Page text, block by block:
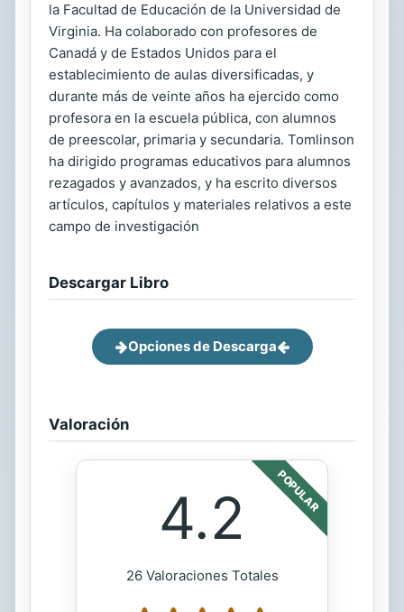
la Facultad de Educación de la Universidad de
Virginia. Ha colaborado con profesores de
Canadá y de Estados Unidos para el
establecimiento de aulas diversificadas, y
durante más de veinte años ha ejercido como
profesora en la escuela pública, con alumnos
de preescolar, primaria y secundaria. Tomlinson
ha dirigido programas educativos para alumnos
rezagados y avanzados, y ha escrito diversos
artículos, capítulos y materiales relativos a este
campo de investigación
Descargar Libro
Opciones de Descarga
Valoración
POPULAR
4.2
26 Valoraciones Totales